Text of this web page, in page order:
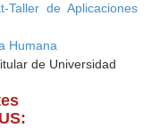
Taller de Aplicaciones
Humana
de Universidad